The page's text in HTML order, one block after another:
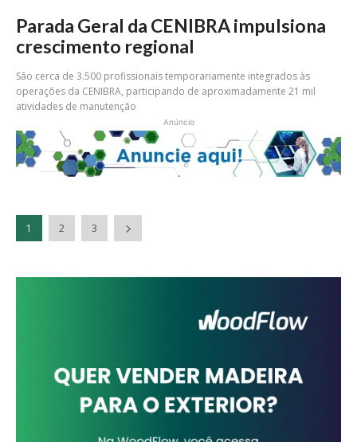
Parada Geral da CENIBRA impulsiona
crescimento regional
São cerca de 3.500 profissionais temporariamente integrados às
operações da CENIBRA, participando de aproximadamente 21 mil
atividades de manutenção
Anúncio
1 2 3